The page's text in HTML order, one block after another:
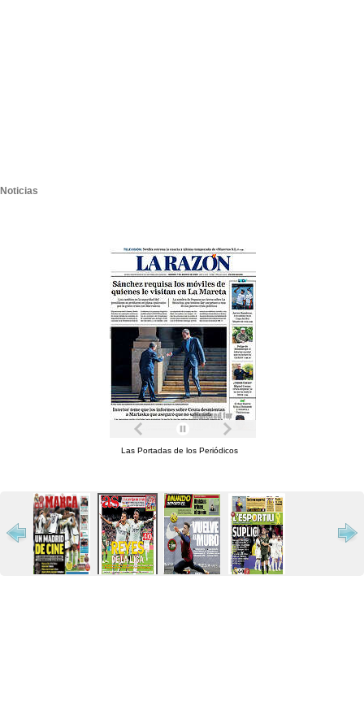
Noticias
Las Portadas de los Periódicos